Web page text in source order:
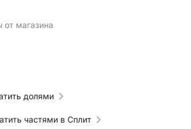
от магазина
долями
частями в Сплит